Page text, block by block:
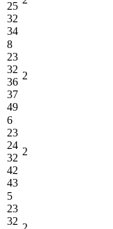
25
32
34
8
23
32
36
37
49
2
6
23
24
32
42
43
2
5
23
32